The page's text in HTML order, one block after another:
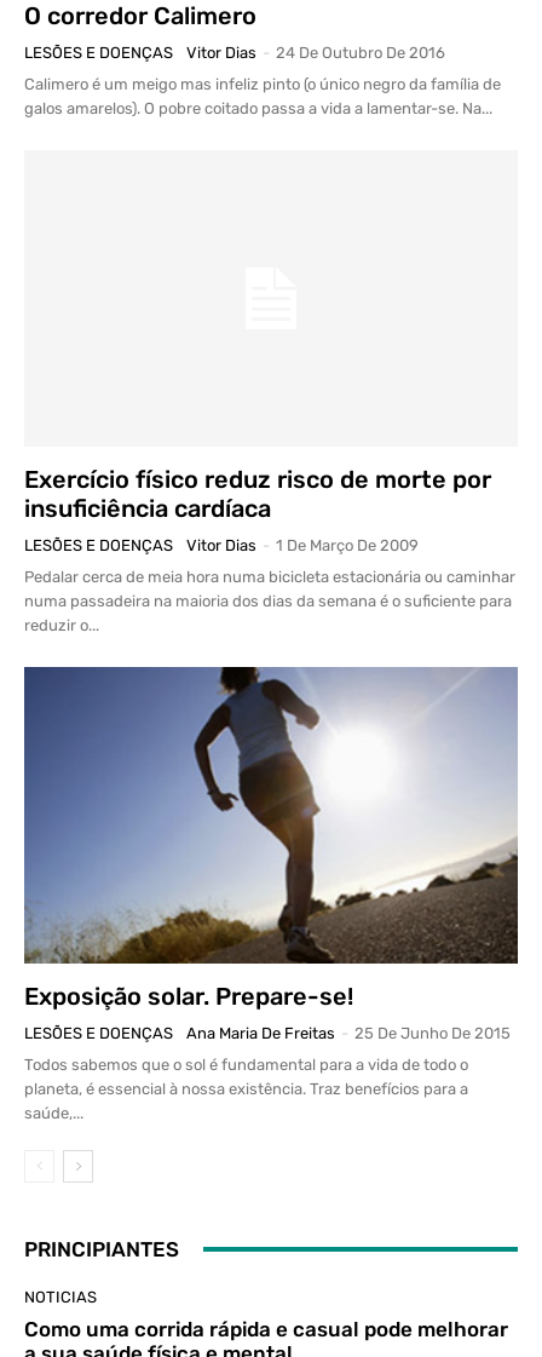
O corredor Calimero
LESÕES E DOENÇAS Vitor Dias - 24 De Outubro De 2016
Calimero é um meigo mas infeliz pinto (o único negro da família de
galos amarelos). O pobre coitado passa a vida a lamentar-se. Na...
Exercício físico reduz risco de morte por
insuficiência cardíaca
LESÕES E DOENÇAS Vitor Dias - 1 De Março De 2009
Pedalar cerca de meia hora numa bicicleta estacionária ou caminhar
numa passadeira na maioria dos dias da semana é o suficiente para
reduzir o...
Exposição solar. Prepare-se!
LESÕES E DOENÇAS Ana Maria De Freitas - 25 De Junho De 2015
Todos sabemos que o sol é fundamental para a vida de todo o
planeta, é essencial à nossa existência. Traz benefícios para a
saúde,...
PRINCIPIANTES
NOTICIAS
Como uma corrida rápida e casual pode melhorar